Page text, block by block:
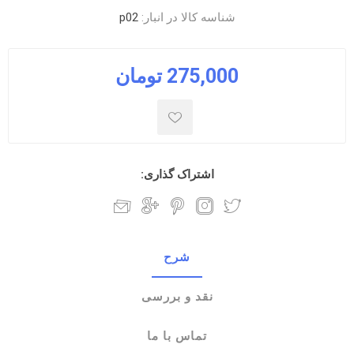
شناسه کالا در انبار: p02
275,000 تومان
اشتراک گذاری:
شرح
نقد و بررسی
تماس با ما